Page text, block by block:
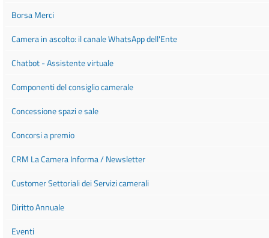
Borsa Merci
Camera in ascolto: il canale WhatsApp dell'Ente
Chatbot - Assistente virtuale
Componenti del consiglio camerale
Concessione spazi e sale
Concorsi a premio
CRM La Camera Informa / Newsletter
Customer Settoriali dei Servizi camerali
Diritto Annuale
Eventi